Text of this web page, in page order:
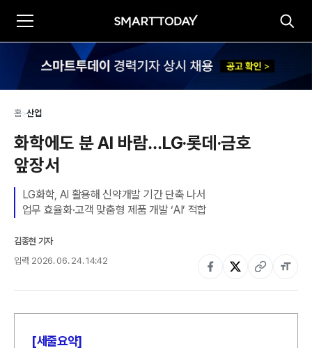
홈>산업
화학에도 분 AI 바람…LG·롯데·금호
앞장서
LG화학, AI 활용해 신약개발 기간 단축 나서
업무 효율화·고객 맞춤형 제품 개발 ‘AI’ 적합
김종현 기자
입력 2026. 06. 24. 14:42
[세줄요약]